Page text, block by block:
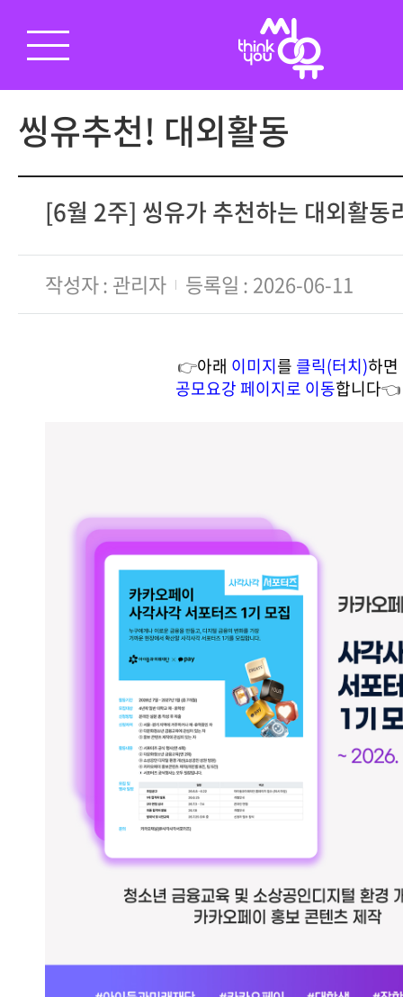
씽유추천! 대외활동
[6월 2주] 씽유가 추천하는 대외활동
작성자 관리자 등록일 2026-06-11
👉아래 이미지를 클릭(터치)하면
공모요강 페이지로 이동합니다👈